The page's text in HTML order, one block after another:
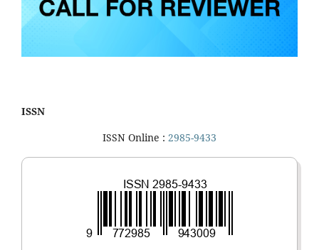
ISSN
ISSN Online : 2985-9433